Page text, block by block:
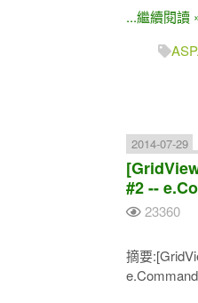
...繼續閱讀
2014-07-29
#2 --
23360
摘要